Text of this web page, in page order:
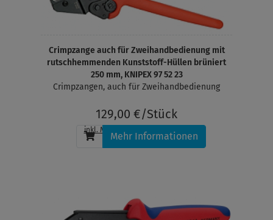
Crimpzange auch für Zweihandbedienung mit
rutschhemmenden Kunststoff-Hüllen brüniert
250 mm, KNIPEX 97 52 23
Crimpzangen, auch für Zweihandbedienung
129,00 €/Stück
inkl. MwSt. , zzgl. Versandkosten
Mehr Informationen